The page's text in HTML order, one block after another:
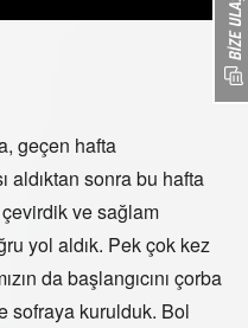
geçen hafta
aldıktan sonra bu hafta
çevirdik ve sağlam
yol aldık. Pek çok kez
da başlangıcını çorba
sofraya kurulduk. Bol